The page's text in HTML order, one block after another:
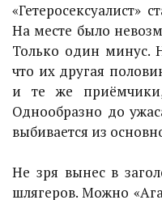
«Гетеросексуалист»
На месте было
Только один минус.
что их другая
и те же
Однообразно до
выбивается из
Не зря вынес в
шлягеров. Можно